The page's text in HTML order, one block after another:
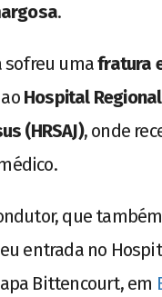
.
sofreu umafratura
Hospital
(HRSAJ), onde
que
entrada no
Bittencourt, em